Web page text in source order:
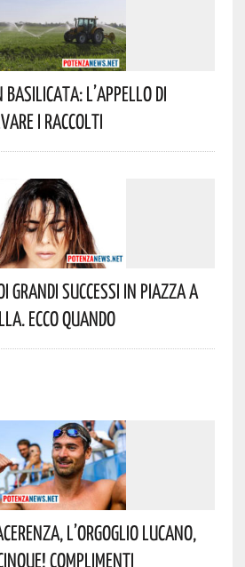
Basilicata: L’appello Di
I Raccolti
Successi In Piazza A
Ecco Quando
L’orgoglio Lucano,
Complimenti